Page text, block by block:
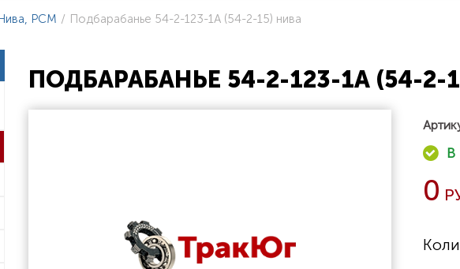
РСМ / Подбарабанье 54-2-123-1А (54-2-15) нива
ПОДБАРАБАНЬЕ 54-2-123-1А (54-2-
0